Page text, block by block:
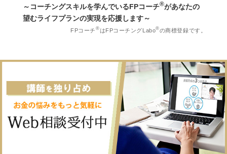
～コーチングスキルを学んでいるFPコーチ®があなたの
望むライフプランの実現を応援します～
FPコーチ®はFPコーチングLabo®の商標登録です。